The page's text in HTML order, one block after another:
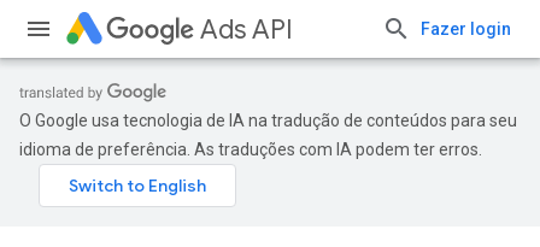
Ads API Fazer login
O Google usa tecnologia de IA na tradução de conteúdos para seu
idioma de preferência. As traduções com IA podem ter erros.